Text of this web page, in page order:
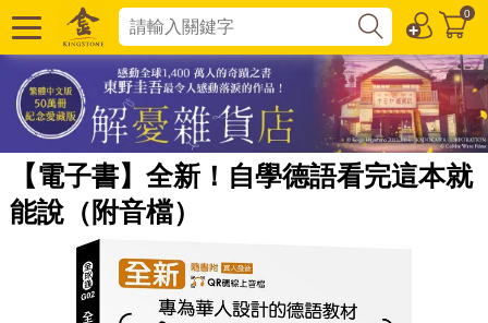
0
【電子書】全新！自學德語看完這本就
能說（附音檔）